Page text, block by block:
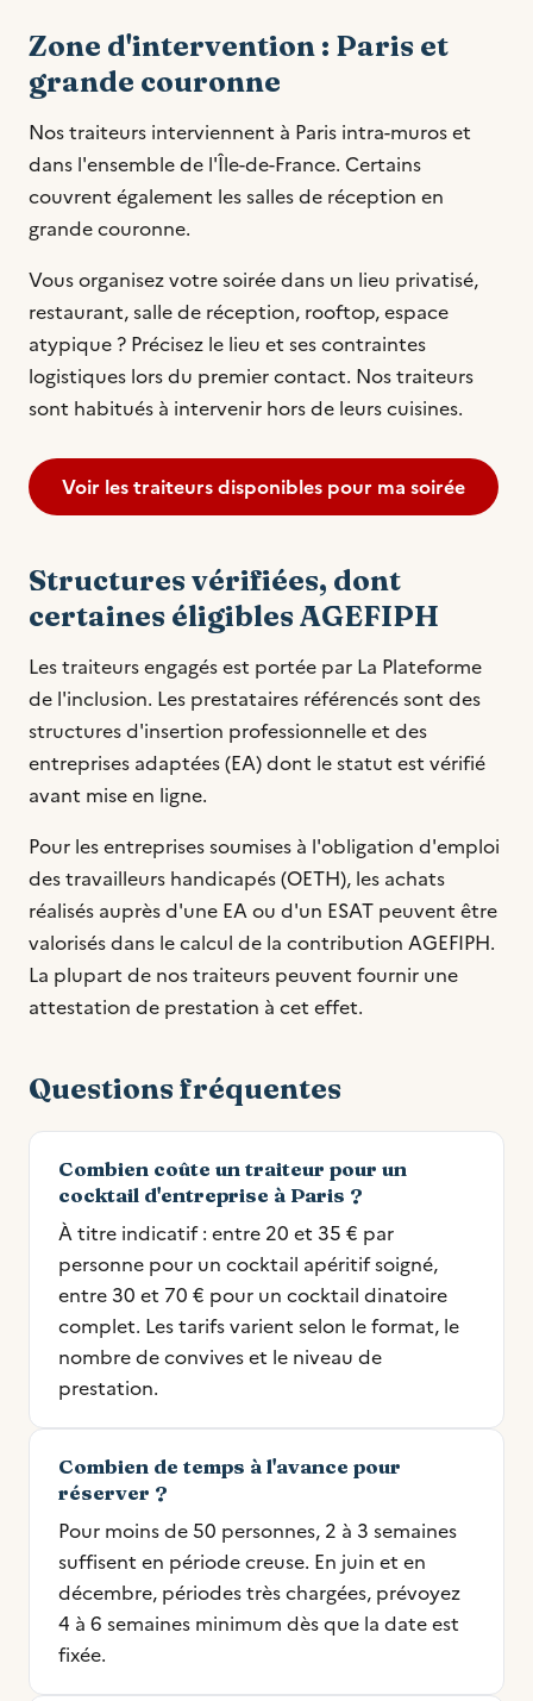
Zone d'intervention : Paris et
grande couronne
Nos traiteurs interviennent à Paris intra-muros et
dans l'ensemble de l'Île-de-France. Certains
couvrent également les salles de réception en
grande couronne.
Vous organisez votre soirée dans un lieu privatisé,
restaurant, salle de réception, rooftop, espace
atypique ? Précisez le lieu et ses contraintes
logistiques lors du premier contact. Nos traiteurs
sont habitués à intervenir hors de leurs cuisines.
Voir les traiteurs disponibles pour ma soirée
Structures vérifiées, dont
certaines éligibles AGEFIPH
Les traiteurs engagés est portée par La Plateforme
de l'inclusion. Les prestataires référencés sont des
structures d'insertion professionnelle et des
entreprises adaptées (EA) dont le statut est vérifié
avant mise en ligne.
Pour les entreprises soumises à l'obligation d'emploi
des travailleurs handicapés (OETH), les achats
réalisés auprès d'une EA ou d'un ESAT peuvent être
valorisés dans le calcul de la contribution AGEFIPH.
La plupart de nos traiteurs peuvent fournir une
attestation de prestation à cet effet.
Questions fréquentes
Combien coûte un traiteur pour un
cocktail d'entreprise à Paris ?
À titre indicatif : entre 20 et 35 € par
personne pour un cocktail apéritif soigné,
entre 30 et 70 € pour un cocktail dinatoire
complet. Les tarifs varient selon le format, le
nombre de convives et le niveau de
prestation.
Combien de temps à l'avance pour
réserver ?
Pour moins de 50 personnes, 2 à 3 semaines
suffisent en période creuse. En juin et en
décembre, périodes très chargées, prévoyez
4 à 6 semaines minimum dès que la date est
fixée.